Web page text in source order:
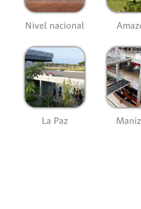
Nivel nacional
La Paz